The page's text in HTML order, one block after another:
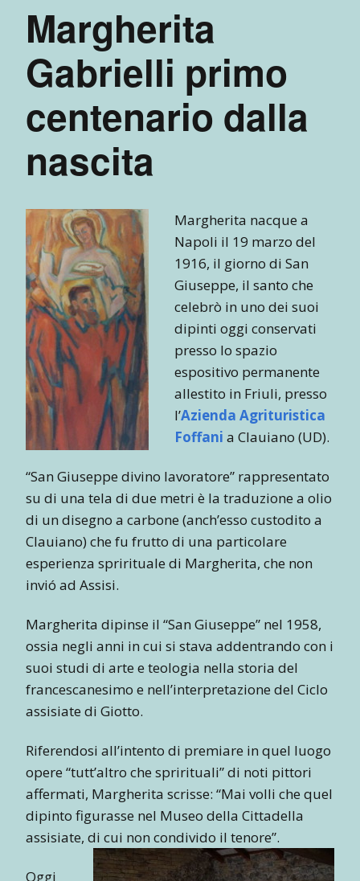
Margherita
Gabrielli primo
centenario dalla
nascita
Margherita nacque a
Napoli il 19 marzo del
1916, il giorno di San
Giuseppe, il santo che
celebrò in uno dei suoi
dipinti oggi conservati
presso lo spazio
espositivo permanente
allestito in Friuli, presso
l’Azienda Agrituristica
Foffani a Clauiano (UD).
“San Giuseppe divino lavoratore” rappresentato
su di una tela di due metri è la traduzione a olio
di un disegno a carbone (anch’esso custodito a
Clauiano) che fu frutto di una particolare
esperienza sprirituale di Margherita, che non
invió ad Assisi.
Margherita dipinse il “San Giuseppe” nel 1958,
ossia negli anni in cui si stava addentrando con i
suoi studi di arte e teologia nella storia del
francescanesimo e nell’interpretazione del Ciclo
assisiate di Giotto.
Riferendosi all’intento di premiare in quel luogo
opere “tutt’altro che sprirituali” di noti pittori
affermati, Margherita scrisse: “Mai volli che quel
dipinto figurasse nel Museo della Cittadella
assisiate, di cui non condivido il tenore”.
Oggi